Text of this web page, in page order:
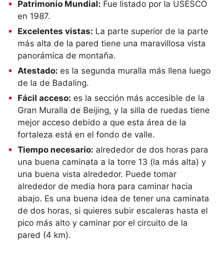
Patrimonio Mundial: Fue listado por la USESCO
en 1987.
Excelentes vistas: La parte superior de la parte
más alta de la pared tiene una maravillosa vista
panorámica de montaña.
Atestado: es la segunda muralla más llena luego
de la de Badaling.
Fácil acceso: es la sección más accesible de la
Gran Muralla de Beijing, y la silla de ruedas tiene
mejor acceso debido a que esta área de la
fortaleza está en el fondo de valle.
Tiempo necesario: alrededor de dos horas para
una buena caminata a la torre 13 (la más alta) y
una buena vista alrededor. Puede tomar
alrededor de media hora para caminar hacia
abajo. Es una buena idea de tener una caminata
de dos horas, si quieres subir escaleras hasta el
pico más alto y caminar por el circuito de la
pared (4 km).